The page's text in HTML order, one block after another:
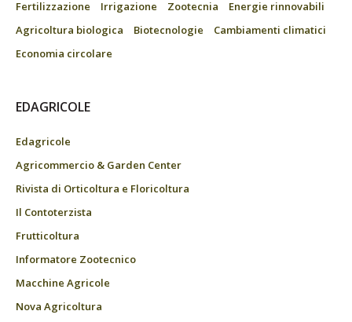
Fertilizzazione
Irrigazione Zootecnia
Energie rinnovabili
Agricoltura biologica
Biotecnologie
Cambiamenti climatici
Economia circolare
EDAGRICOLE
Edagricole
Agricommercio & Garden Center
Rivista di Orticoltura e Floricoltura
Il Contoterzista
Frutticoltura
Informatore Zootecnico
Macchine Agricole
Nova Agricoltura